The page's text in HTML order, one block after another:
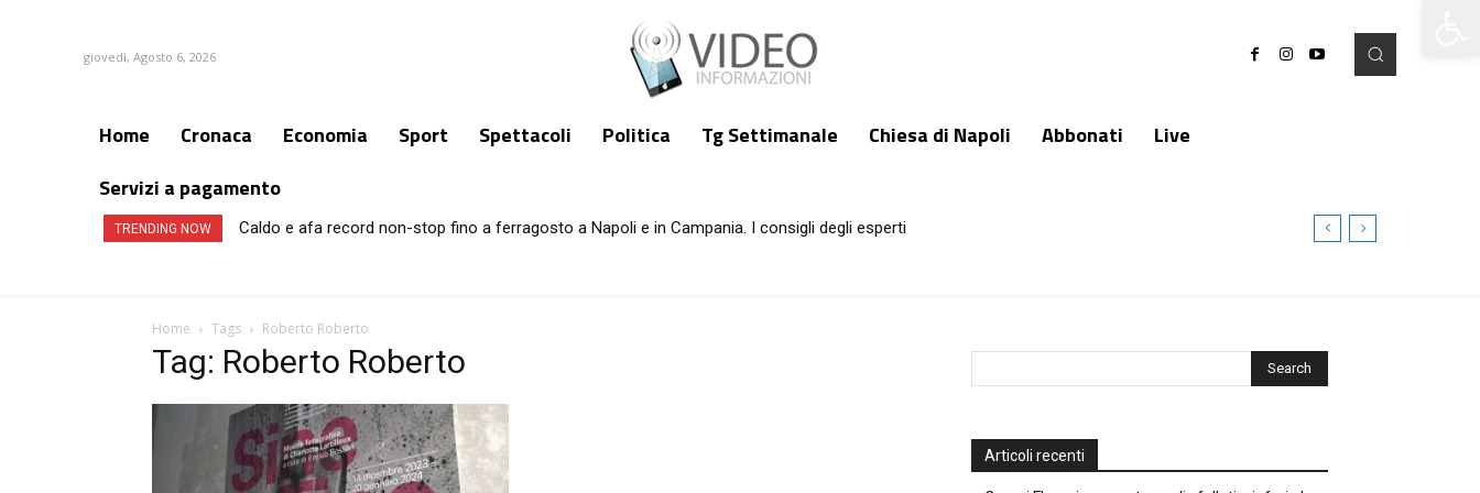
giovedì, Agosto 6, 2026
Home Cronaca Economia Sport Spettacoli Politica Tg Settimanale Chiesa di Napoli Abbonati
Live
Servizi a pagamento
TRENDING NOW Caldo e afa record non-stop fino a ferragosto a Napoli e in Campania. I consigli degli esperti
Home Tags Roberto Roberto
Tag: Roberto Roberto
Articoli recenti